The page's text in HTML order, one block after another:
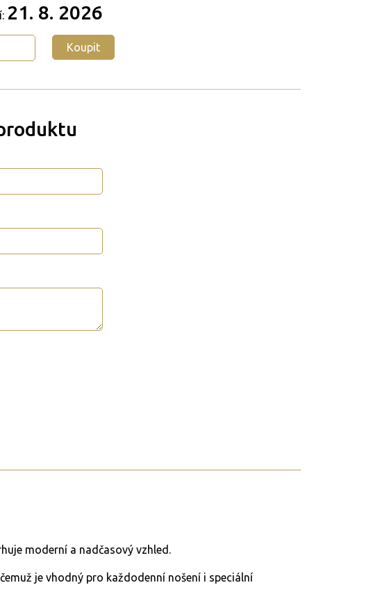
21. 8. 2026
Koupit
moderní a nadčasový vzhled.
je vhodný pro každodenní nošení i speciální